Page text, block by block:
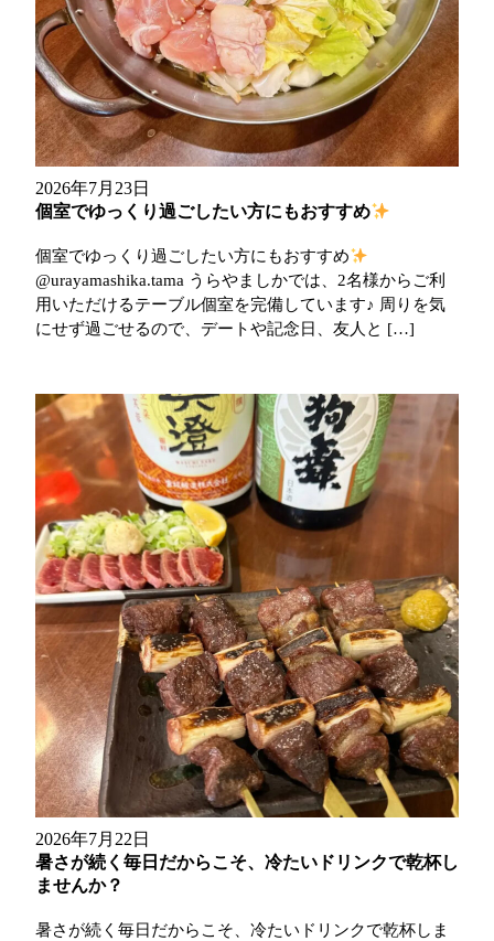
2026年7月23日
個室でゆっくり過ごしたい方にもおすすめ
個室でゆっくり過ごしたい方にもおすすめ
@urayamashika.tama うらやましかでは、2名様からご利
用いただけるテーブル個室を完備しています♪ 周りを気
にせず過ごせるので、デートや記念日、友人と […]
2026年7月22日
暑さが続く毎日だからこそ、冷たいドリンクで乾杯し
ませんか？
暑さが続く毎日だからこそ、冷たいドリンクで乾杯しま